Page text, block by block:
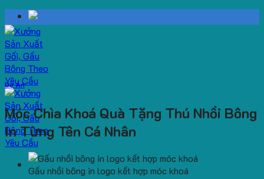
Skip
to
content
Dự Án
Móc Chìa Khoá Quà Tặng Thú Nhồi Bông
In Từng Tên Cá Nhân
Gấu nhồi bông in logo kết hợp móc khoá